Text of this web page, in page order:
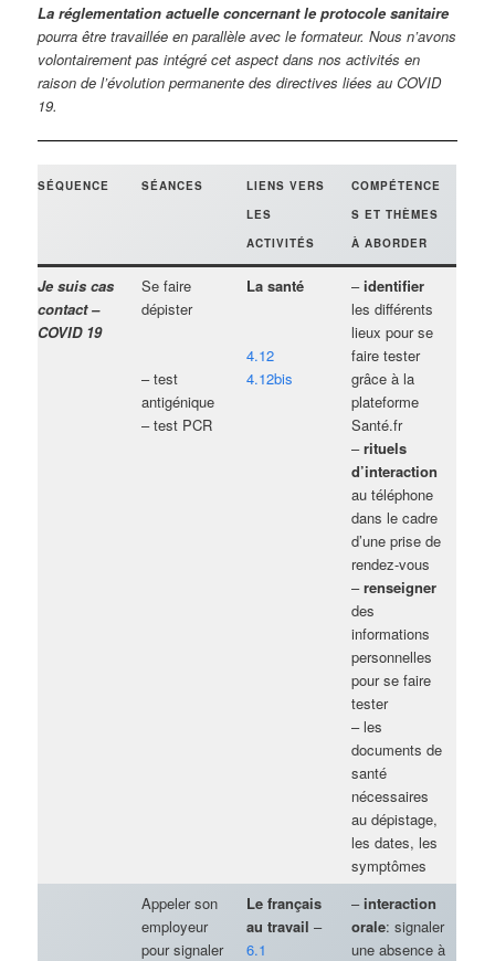
La réglementation actuelle concernant le protocole sanitaire
pourra être travaillée en parallèle avec le formateur. Nous n’avons
volontairement pas intégré cet aspect dans nos activités en
raison de l’évolution permanente des directives liées au COVID
19.
SÉQUENCE SÉANCES
LIENS VERS
LES
ACTIVITÉS
COMPÉTENCE
S ET THÈMES
À ABORDER
Je suis cas
contact –
COVID 19
Se faire
dépister
– test
antigénique
– test PCR
La santé
4.12
4.12bis
–identifier
les différents
lieux pour se
faire tester
grâce à la
plateforme
Santé.fr
–rituels
d’interaction
au téléphone
dans le cadre
d’une prise de
rendez-vous
–renseigner
des
informations
personnelles
pour se faire
tester
– les
documents de
santé
nécessaires
au dépistage,
les dates, les
symptômes
Appeler son
employeur
pour signaler
Le français
au travail –
6.1
– interaction
orale: signaler
une absence à